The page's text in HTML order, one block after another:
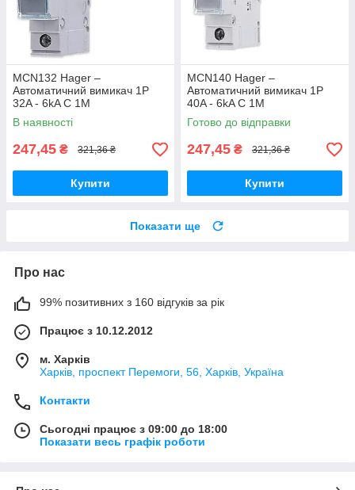
MCN132 Hager –
Автоматичний вимикач 1P
32A - 6kA C 1M
В наявності
247,45 ₴ 321,36 ₴
Купити
MCN140 Hager –
Автоматичний вимикач 1P
40A - 6kA C 1M
Готово до відправки
247,45 ₴ 321,36 ₴
Купити
Показати ще
Про нас
99% позитивних з 160 відгуків за рік
Працює з 10.12.2012
м. Харків
Харків, проспект Перемоги, 56, Харків, Україна
Контакти
Сьогодні працює з 09:00 до 18:00
Показати весь графік роботи